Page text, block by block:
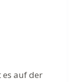
es auf der